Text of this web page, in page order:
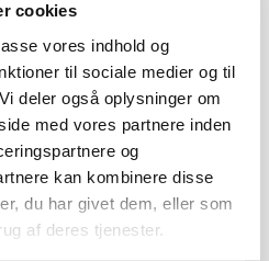
cookies
vores indhold og
til sociale medier og til
deler også oplysninger om
med vores partnere inden
og
kan kombinere disse
du har givet dem, eller som
af deres tjenester.